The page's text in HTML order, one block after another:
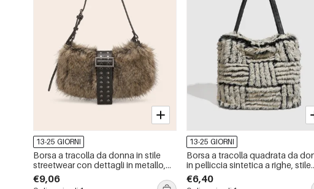
13-25 GIORNI
Borsa a tracolla da donna in stile
streetwear con dettagli in metallo,
borchie, tinta unita e rivetti, effetto
pelliccia sintetica.
€9,06
13-25 GIORNI
Borsa a tracolla quadrata da
in pelliccia sintetica a righe, stile
casual.
€6,40